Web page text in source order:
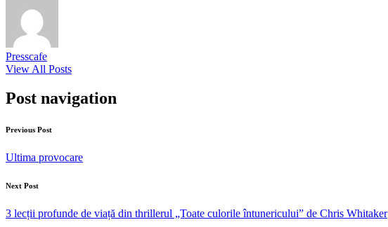
Presscafe
View All Posts
Post navigation
Previous Post
Ultima provocare
Next Post
3 lecții profunde de viață din thrillerul „Toate culorile întunericului” de Chris Whitaker